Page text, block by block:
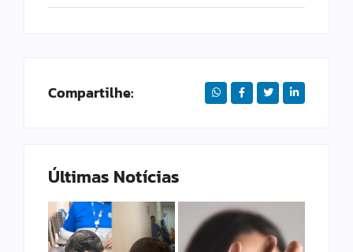
Compartilhe:
Últimas Notícias